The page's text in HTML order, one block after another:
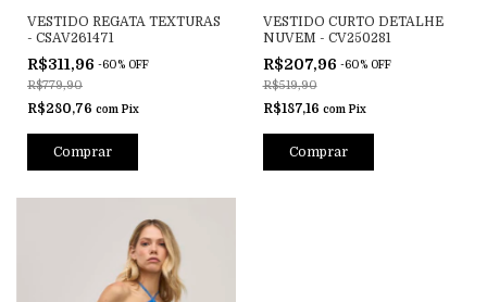
VESTIDO REGATA TEXTURAS
- CSAV261471
R$311,96 -60% OFF
R$779,90
R$280,76 com Pix
Comprar
VESTIDO CURTO DETALHE
NUVEM - CV250281
R$207,96 -60% OFF
R$519,90
R$187,16 com Pix
Comprar